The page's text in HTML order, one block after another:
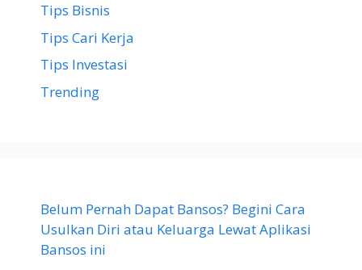
Tips Bisnis
Tips Cari Kerja
Tips Investasi
Trending
Belum Pernah Dapat Bansos? Begini Cara
Usulkan Diri atau Keluarga Lewat Aplikasi
Bansos ini